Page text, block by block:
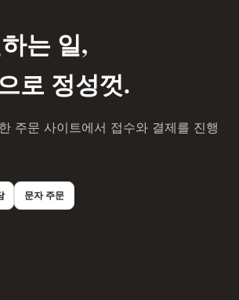
는 일,
로 정성껏.
주문 사이트에서 접수와 결제를 진행
문자 주문